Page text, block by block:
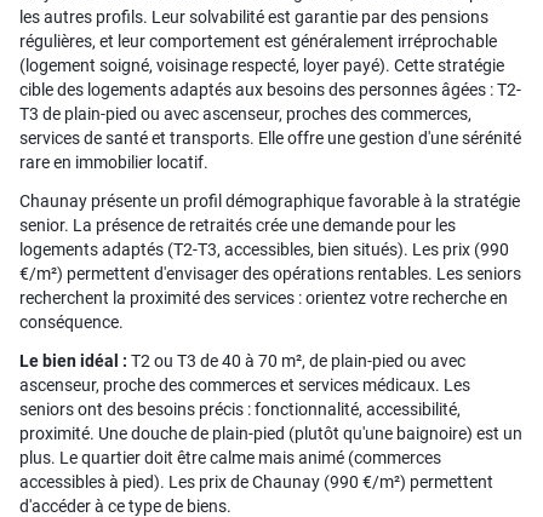
les autres profils. Leur solvabilité est garantie par des pensions
régulières, et leur comportement est généralement irréprochable
(logement soigné, voisinage respecté, loyer payé). Cette stratégie
cible des logements adaptés aux besoins des personnes âgées : T2-
T3 de plain-pied ou avec ascenseur, proches des commerces,
services de santé et transports. Elle offre une gestion d'une sérénité
rare en immobilier locatif.
Chaunay présente un profil démographique favorable à la stratégie
senior. La présence de retraités crée une demande pour les
logements adaptés (T2-T3, accessibles, bien situés). Les prix (990
€/m²) permettent d'envisager des opérations rentables. Les seniors
recherchent la proximité des services : orientez votre recherche en
conséquence.
Le bien idéal : T2 ou T3 de 40 à 70 m², de plain-pied ou avec
ascenseur, proche des commerces et services médicaux. Les
seniors ont des besoins précis : fonctionnalité, accessibilité,
proximité. Une douche de plain-pied (plutôt qu'une baignoire) est un
plus. Le quartier doit être calme mais animé (commerces
accessibles à pied). Les prix de Chaunay (990 €/m²) permettent
d'accéder à ce type de biens.